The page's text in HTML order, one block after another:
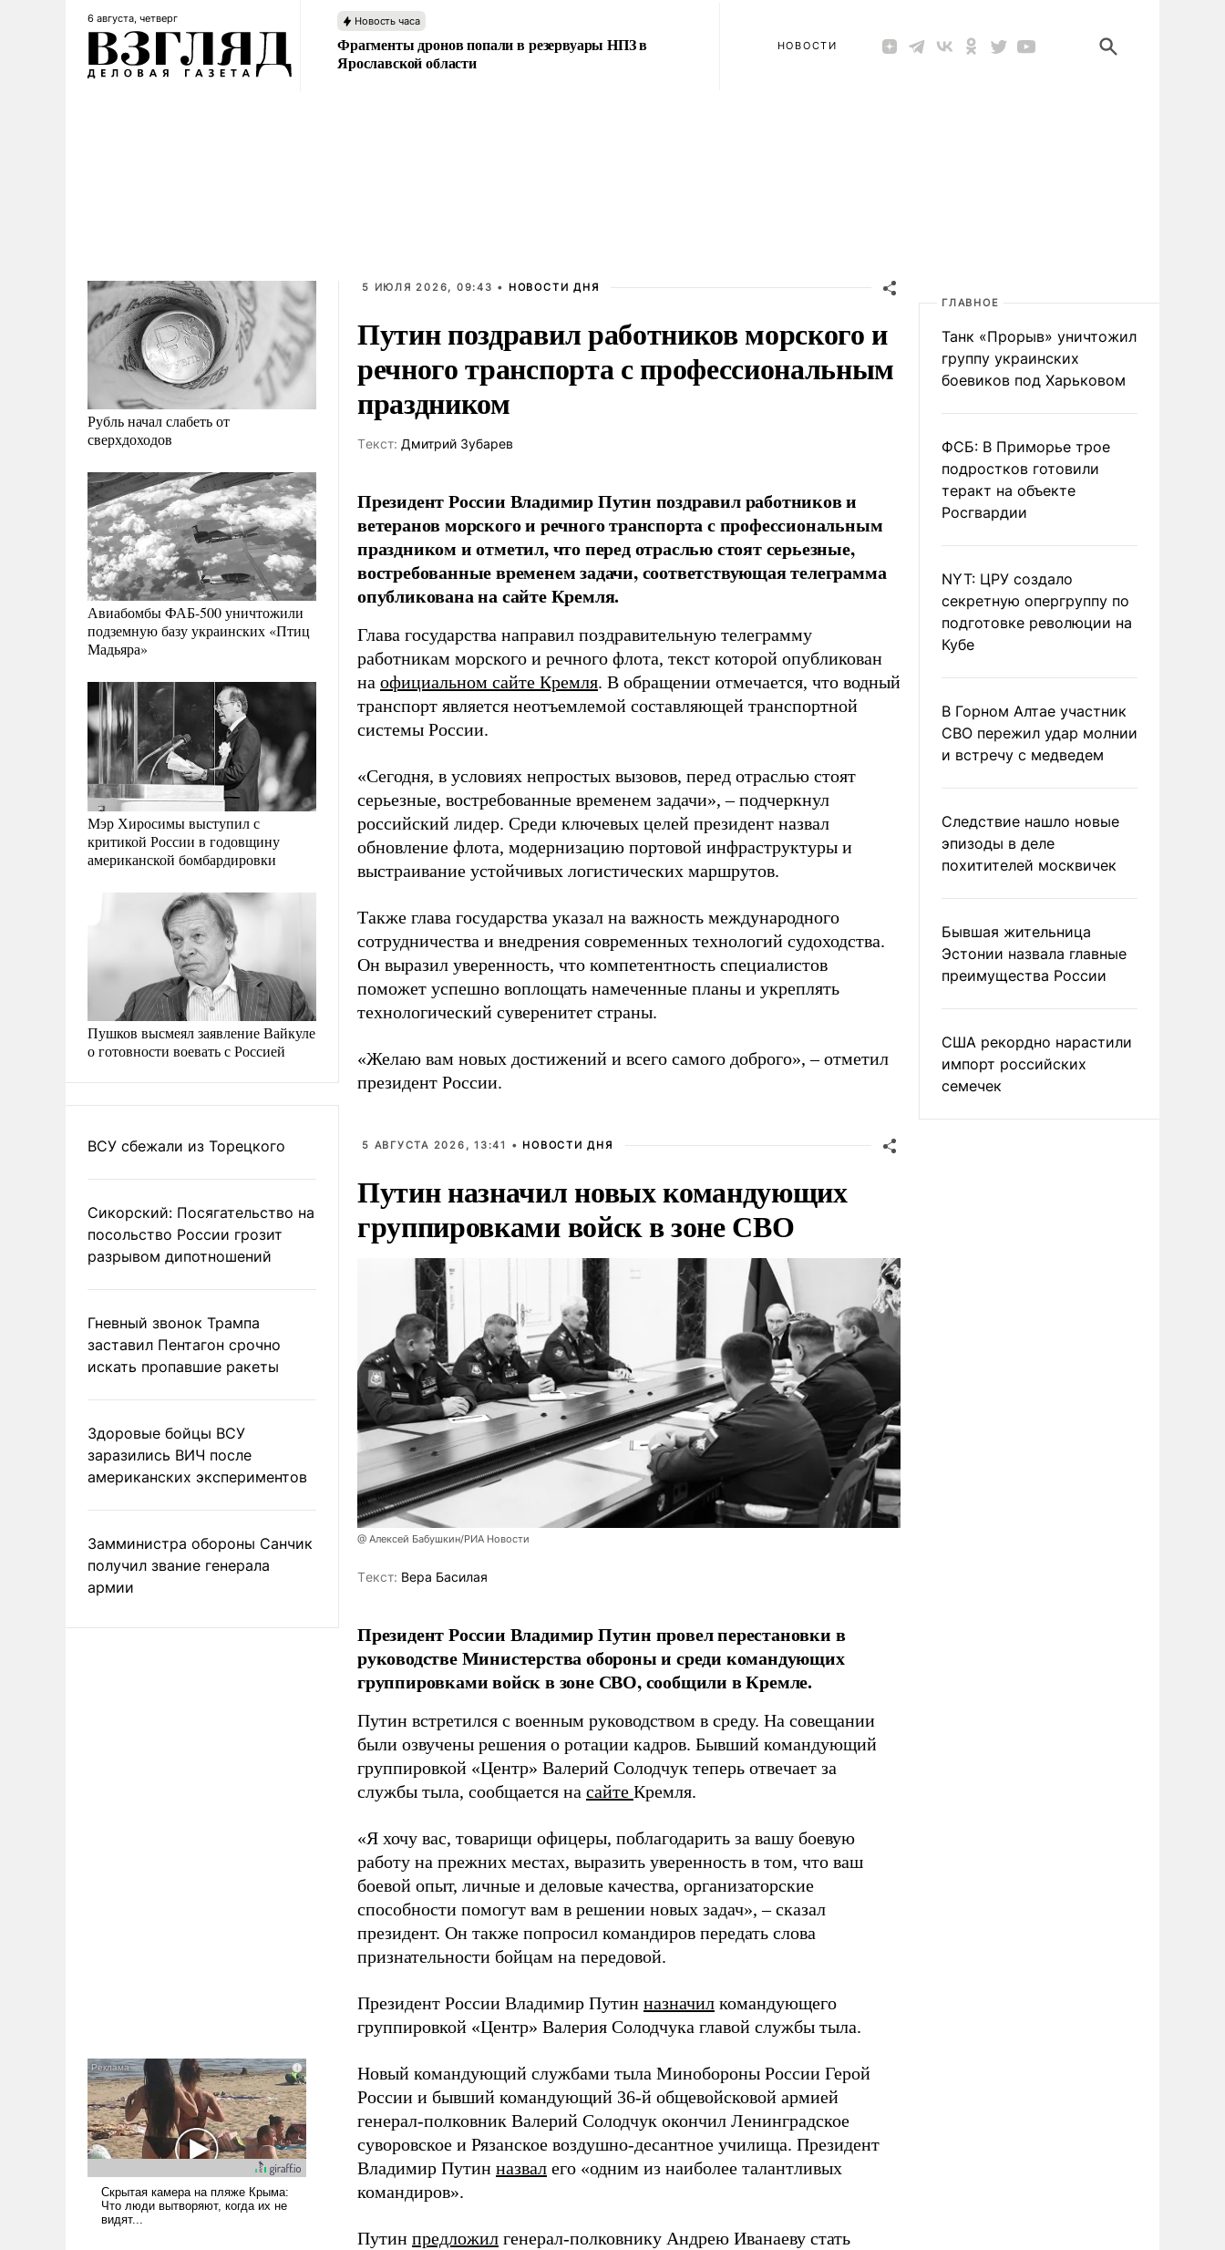
6 августа, четверг Новость часа
Фрагменты дронов попали в резервуары НПЗ в
Ярославской области
НОВОСТИ
Рубль начал слабеть от
сверхдоходов
Авиабомбы ФАБ-500 уничтожили
подземную базу украинских «Птиц
Мадьяра»
Мэр Хиросимы выступил с
критикой России в годовщину
американской бомбардировки
Пушков высмеял заявление Вайкуле
о готовности воевать с Россией
ВСУ сбежали из Торецкого
Сикорский: Посягательство на
посольство России грозит
разрывом дипотношений
Гневный звонок Трампа
заставил Пентагон срочно
искать пропавшие ракеты
Здоровые бойцы ВСУ
заразились ВИЧ после
американских экспериментов
Замминистра обороны Санчик
получил звание генерала
армии
5 ИЮЛЯ 2026, 09:43 • НОВОСТИ ДНЯ
Путин поздравил работников морского и
речного транспорта с профессиональным
праздником
Tекст: Дмитрий Зубарев
Президент России Владимир Путин поздравил работников и
ветеранов морского и речного транспорта с профессиональным
праздником и отметил, что перед отраслью стоят серьезные,
востребованные временем задачи, соответствующая телеграмма
опубликована на сайте Кремля.
Глава государства направил поздравительную телеграмму
работникам морского и речного флота, текст которой опубликован
на официальном сайте Кремля. В обращении отмечается, что водный
транспорт является неотъемлемой составляющей транспортной
системы России.
«Сегодня, в условиях непростых вызовов, перед отраслью стоят
серьезные, востребованные временем задачи», – подчеркнул
российский лидер. Среди ключевых целей президент назвал
обновление флота, модернизацию портовой инфраструктуры и
выстраивание устойчивых логистических маршрутов.
Также глава государства указал на важность международного
сотрудничества и внедрения современных технологий судоходства.
Он выразил уверенность, что компетентность специалистов
поможет успешно воплощать намеченные планы и укреплять
технологический суверенитет страны.
«Желаю вам новых достижений и всего самого доброго», – отметил
президент России.
5 АВГУСТА 2026, 13:41 • НОВОСТИ ДНЯ
Путин назначил новых командующих
группировками войск в зоне СВО
@ Алексей Бабушкин/РИА Новости
Tекст: Вера Басилая
Президент России Владимир Путин провел перестановки в
руководстве Министерства обороны и среди командующих
группировками войск в зоне СВО, сообщили в Кремле.
Путин встретился с военным руководством в среду. На совещании
были озвучены решения о ротации кадров. Бывший командующий
группировкой «Центр» Валерий Солодчук теперь отвечает за
службы тыла, сообщается на сайте Кремля.
«Я хочу вас, товарищи офицеры, поблагодарить за вашу боевую
работу на прежних местах, выразить уверенность в том, что ваш
боевой опыт, личные и деловые качества, организаторские
способности помогут вам в решении новых задач», – сказал
президент. Он также попросил командиров передать слова
признательности бойцам на передовой.
Президент России Владимир Путин назначил командующего
группировкой «Центр» Валерия Солодчука главой службы тыла.
Новый командующий службами тыла Минобороны России Герой
России и бывший командующий 36-й общевойсковой армией
генерал-полковник Валерий Солодчук окончил Ленинградское
суворовское и Рязанское воздушно-десантное училища. Президент
Владимир Путин назвал его «одним из наиболее талантливых
командиров».
Путин предложил генерал-полковнику Андрею Иванаеву стать
ГЛАВНОЕ
Танк «Прорыв» уничтожил
группу украинских
боевиков под Харьковом
ФСБ: В Приморье трое
подростков готовили
теракт на объекте
Росгвардии
NYT: ЦРУ создало
секретную опергруппу по
подготовке революции на
Кубе
В Горном Алтае участник
СВО пережил удар молнии
и встречу с медведем
Следствие нашло новые
эпизоды в деле
похитителей москвичек
Бывшая жительница
Эстонии назвала главные
преимущества России
США рекордно нарастили
импорт российских
семечек